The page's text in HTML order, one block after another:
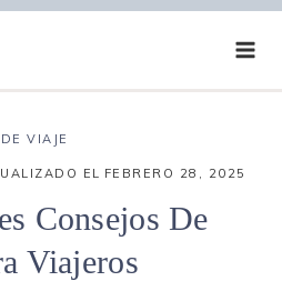
VIAJE
EL FEBRERO 28, 2025
Consejos De
Viajeros